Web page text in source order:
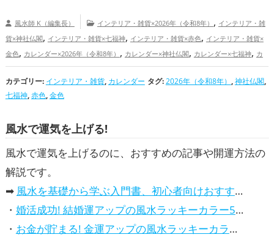
風水師 K（編集長） インテリア・雑貨×2026年（令和8年） , インテリア・雑
貨×神社仏閣, インテリア・雑貨×七福神, インテリア・雑貨×赤色, インテリア・雑貨×
金色, カレンダー×2026年（令和8年） , カレンダー×神社仏閣, カレンダー×七福神, カ
レンダー×赤色,カレンダー×金色 2026年（令和8年）の開運グッズ,神社仏閣の開
運グッズ,七福神の開運グッズ,赤色の開運グッズ,金色の開運グッズ
結婚運アッ
プ,金運アップ,仕事運アップ
カテゴリー: インテリア・雑貨, カレンダー タグ:2026年（令和8年） ,神社仏閣,
七福神,赤色,金色
風水で運気を上げる!
風水で運気を上げるのに、おすすめの記事や開運方法の
解説です。
➡ 風水を基礎から学ぶ入門書、初心者向けおすすめ本
・ 婚活成功! 結婚運アップの風水ラッキーカラー5選、効果解説
・ お金が貯まる! 金運アップの風水ラッキーカラー5選、効果解説